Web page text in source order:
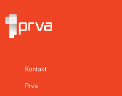
Kontakt
Prva